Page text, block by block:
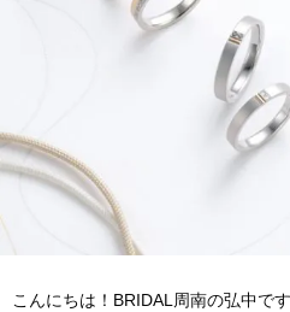
こんにちは！BRIDAL周南の弘中で